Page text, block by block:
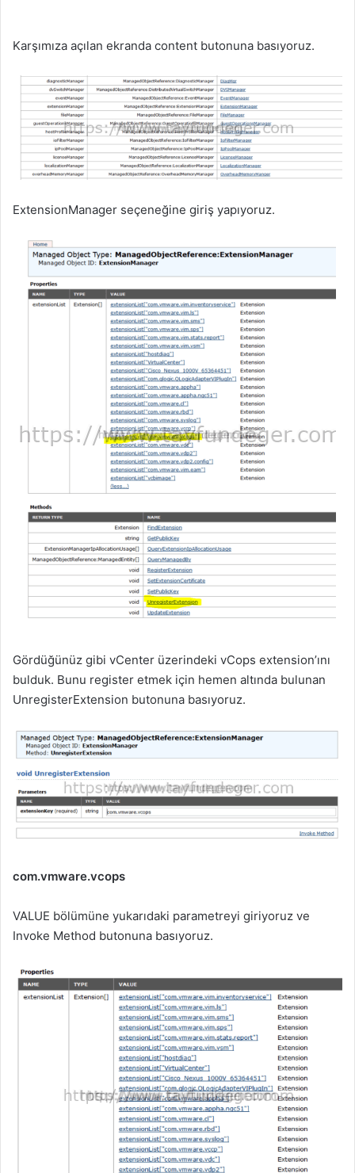
Karşımıza açılan ekranda content butonuna basıyoruz.
ExtensionManager seçeneğine giriş yapıyoruz.
Gördüğünüz gibi vCenter üzerindeki vCops extension’ını
bulduk. Bunu register etmek için hemen altında bulunan
UnregisterExtension butonuna basıyoruz.
com.vmware.vcops
VALUE bölümüne yukarıdaki parametreyi giriyoruz ve
Invoke Method butonuna basıyoruz.